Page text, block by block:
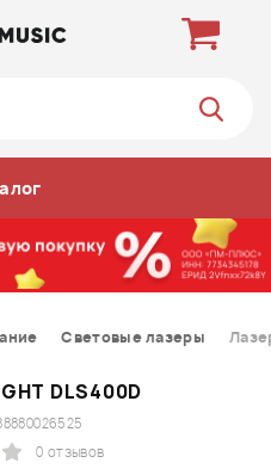
Световые лазеры
DLS400D
0 отзывов